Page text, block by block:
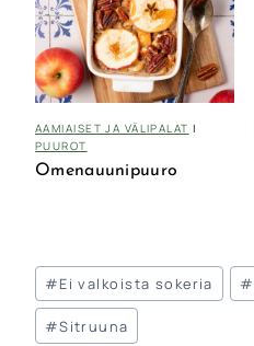
AAMIAISET JA VÄLIPALAT |
PUUROT
Omenauunipuuro
Avainsanat:
#Ei valkoista sokeria #
#Sitruuna